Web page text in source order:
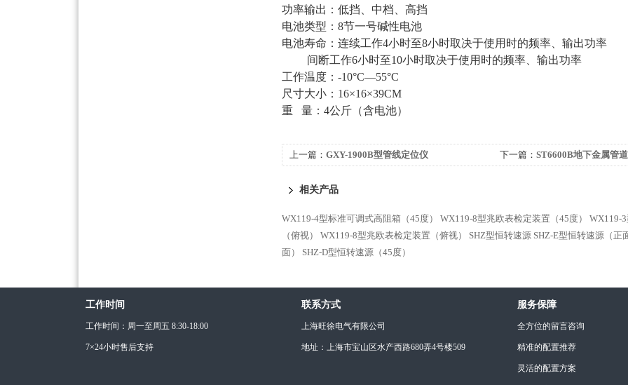
功率输出：低挡、中档、高挡
电池类型： 8节一号碱性电池
电池寿命：连续工作4小时至8小时取决于使用时的频率、输出功率
间断工作6小时至10小时取决于使用时的频率、输出功率
工作温度： -10°C—55°C
尺寸大小： 16×16×39CM
重
量： 4公斤（含电池）
上一篇： GXY-1900B型管线定位仪 下一篇： ST6600B地下金属管
相关产品
WX119-4型标准可调式高阻箱（45度） WX119-8型兆欧表检定装置（45度）
WX119-
（俯视）
WX119-8型兆欧表检定装置（俯视） SHZ型恒转速源 SHZ-E型恒转速源（正
面）
SHZ-D型恒转速源（45度）
工作时间
工作时间：周一至周五 8:30-18:00
7×24小时售后支持
联系方式
上海旺徐电气有限公司
地址：上海市宝山区水产西路680弄4号楼509
服务保障
全方位的留言咨询
精准的配置推荐
灵活的配置方案